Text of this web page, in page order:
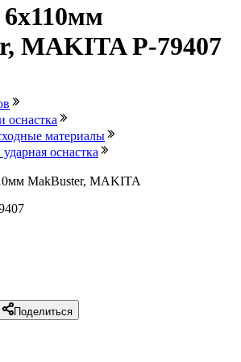
MAKITA P-79407
оснастка
материалы
оснастка
MakBuster, MAKITA
Поделиться